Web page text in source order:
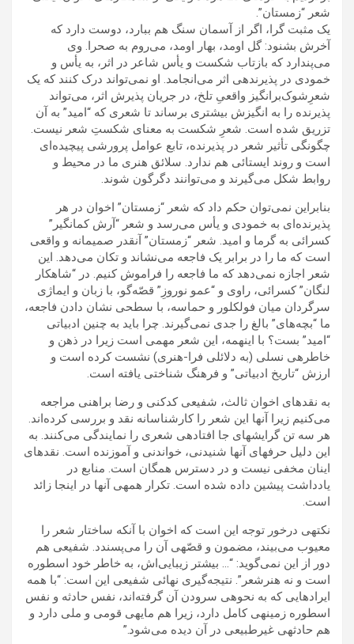
شعر “زمستان”.
یک مثبت گرا، اگر از آسمان سنگ هم ببارد، دوست دارد که
آخرش بشنود: گل اومد، بهار اومد، می‌روم به صحرا. وی
می‌پندارد که بازتاب شکست و یأس شاعر در اثر، به یأس و
خمودی در پذیرنده‍ی اثر می‌انجامد. او نمی‌تواند درک کنند که یک
شعرِشوک‌برانگیز واقعیِ تلخ، در جریان پذیرش اثر، می‌تواند
پذیرنده را به انگیزش بیشتری برساند تا شعری که “امید” به آن
تزریق شده است. شعرِ شکست به معنای شکستِ شعر نیست.
چگونگی تأثیر شعر در پذیرنده، تابع عوامل پرورشی پیچیده‌ای
است و روند ایستائی هم ندارد. سلائق هنری ما در محیط و
روابط شکل می‌گیرند و می‌توانند دگرگون ‌شوند.
بنابراین نمی‌توان حکم داد که شعر “زمستان” اخوان در هر
پذیرنده‌ای به خمودی و یأس می‌رسد و شعر “آرش کمانگیر”
کسرائی به گرما و امید. شعر “زمستان” آنقدر صمیمانه و واقعی
است که ما را در برابر یک فاجعه می‌نشاند و تکان می‌دهد. این
شعر اجازه نمی‌دهد که ما فاجعه را فراموش کنیم. در “شاهکار
لنگان” کسرائی، راوی و “عمو نوروزِ” قصّه‌گو، با زبان و ایماژی
سرگردان میان فولکلور و حماسه، با سطحی نشان دادن فاجعه،
ما “بچه‌های” بالغ را جدی نمی‌گیرند. چرا باید به چنین ادبیاتی
“امید” بست؟ با اینهمه، این شعر مهمی است زیرا در ذهن و
خاطره‍ی نسلی (به دلائلی فرا-هنری) نشست کرده است و
ارزش “تاریخ ادبیاتی” و فرهنگ شناختی یافته است.
به نقدهای اخوان ثالث، شفیعی کدکنی و رضا براهنی مراجعه
می‌کنیم زیرا آنها این شعر را کارشناسانه نقد و بررسی کرده‌اند.
هر سه تن گرایشهای جا افتاده‍ی شعری را نمایندگی می‌کنند. به
این دلیل حرفهای آنها شنیدنی، خواندنی و آموزنده است. نقدهای
اینان مخفی نیست و در دسترس همگان است. منابع در
یادداشت پیشین داده شده است. تکرار همه‍ی آنها در اینجا زائد
است.
نکته‍ی درخور توجه این است که اخوان با آنکه ساختار شعر را
معیوب می‌بیند، مضمون و قصّه‍ی آن را می‌پسندد. شفیعی هم
دور از این نمی‌گوید: “… بیشتر زیبایی‌اش، به خاطر خود اسطوره
است و نه هنرشعر”. نتیجه‌گیری نهائی شفیعی این است: “با همه
ایرادهایی که به نحوه‍ی سرودن آن گرفته‌اند، نفس حادثه و نفس
اسطوره زمینه‍ی کامل دارد، زیرا هم مایه‍ی قومی و ملی دارد و
هم حادثه‍ی غیرطبیعی در آن دیده می‌شود.”